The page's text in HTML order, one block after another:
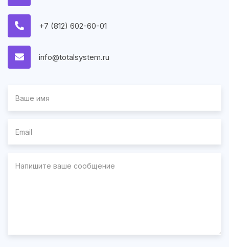
+7 (812) 602-60-01
info@totalsystem.ru